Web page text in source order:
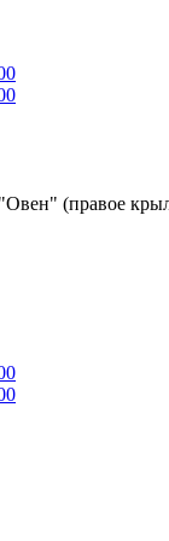
(правое